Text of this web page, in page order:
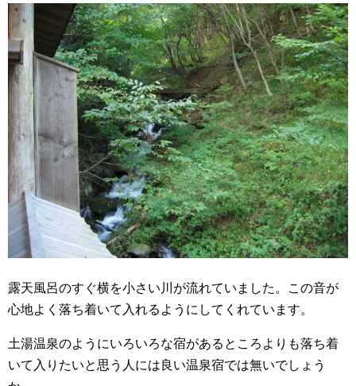
露天風呂のすぐ横を小さい川が流れていました。この音が
心地よく落ち着いて入れるようにしてくれています。
土湯温泉のようにいろいろな宿があるところよりも落ち着
いて入りたいと思う人には良い温泉宿では無いでしょう